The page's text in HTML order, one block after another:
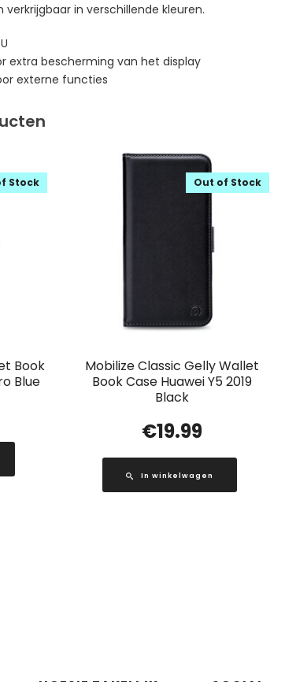
verkrijgbaar in verschillende kleuren.
extra bescherming van het display
externe functies
Book
Blue
Stock
Mobilize Classic Gelly Wallet
Book Case Huawei Y5 2019
Black
Out of Stock
€19.99
In winkelwagen